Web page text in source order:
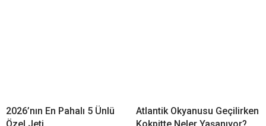
2026’nın En Pahalı 5 Ünlü
Atlantik Okyanusu Geçilirken